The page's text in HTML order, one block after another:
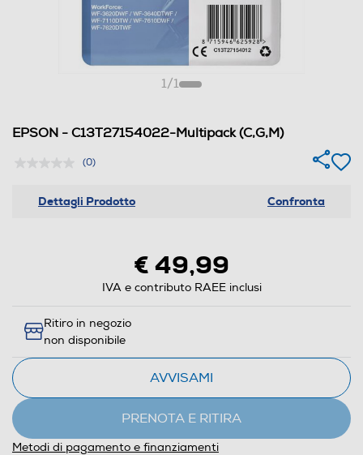
1/1
EPSON - C13T27154022-Multipack (C,G,M)
(0)
Dettagli Prodotto Confronta
€ 49,99
IVA e contributo RAEE inclusi
Ritiro in negozio
non disponibile
AVVISAMI
PRENOTA E RITIRA
Metodi di pagamento e finanziamenti